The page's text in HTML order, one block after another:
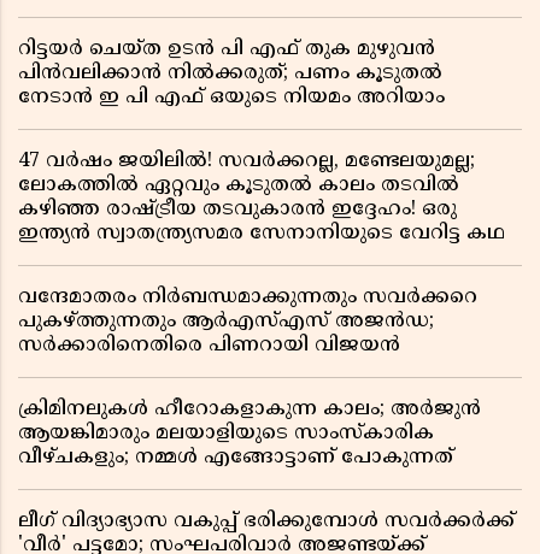
റിട്ടയർ ചെയ്ത ഉടൻ പി എഫ് തുക മുഴുവൻ
പിൻവലിക്കാൻ നിൽക്കരുത്; പണം കൂടുതൽ
നേടാൻ ഇ പി എഫ് ഒയുടെ നിയമം അറിയാം
47 വർഷം ജയിലിൽ! സവർക്കറല്ല, മണ്ടേലയുമല്ല;
ലോകത്തിൽ ഏറ്റവും കൂടുതൽ കാലം തടവിൽ
കഴിഞ്ഞ രാഷ്ട്രീയ തടവുകാരൻ ഇദ്ദേഹം! ഒരു
ഇന്ത്യൻ സ്വാതന്ത്ര്യസമര സേനാനിയുടെ വേറിട്ട കഥ
വന്ദേമാതരം നിർബന്ധമാക്കുന്നതും സവർക്കറെ
പുകഴ്ത്തുന്നതും ആർഎസ്എസ് അജൻഡ;
സർക്കാരിനെതിരെ പിണറായി വിജയൻ
ക്രിമിനലുകൾ ഹീറോകളാകുന്ന കാലം; അർജുൻ
ആയങ്കിമാരും മലയാളിയുടെ സാംസ്കാരിക
വീഴ്ചകളും; നമ്മൾ എങ്ങോട്ടാണ് പോകുന്നത്
ലീഗ് വിദ്യാഭ്യാസ വകുപ്പ് ഭരിക്കുമ്പോൾ സവർക്കർക്ക്
'വീർ' പട്ടമോ; സംഘപരിവാർ അജണ്ടയ്ക്ക്